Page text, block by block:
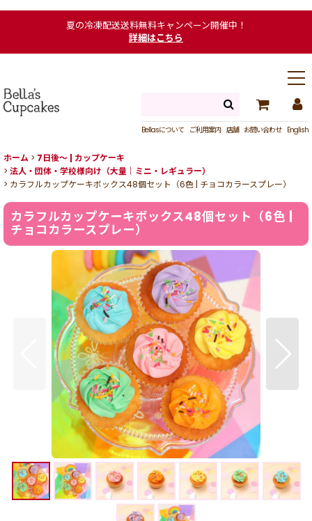
夏の冷凍配送送料無料キャンペーン開催中！
詳細はこちら
Bellasについて ご利用案内 店舗 お問い合わせ English
ホーム > 7日後〜 | カップケーキ
> 法人・団体・学校様向け（大量｜ミニ・レギュラー）
> カラフルカップケーキボックス48個セット（6色 | チョコカラースプレー）
カラフルカップケーキボックス48個セット（6色 |
チョコカラースプレー）